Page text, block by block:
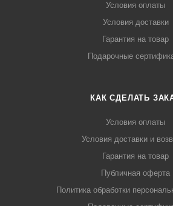
Условия оплаты
Условия доставки
Гарантия на товар
Подарочные
КАК СДЕЛАТЬ
Условия оплаты
Условия доставки и
Гарантия на товар
Публичная оферта
Политика обработки